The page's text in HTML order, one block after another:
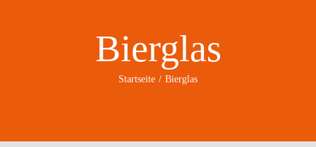
Bierglas
Startseite Bierglas